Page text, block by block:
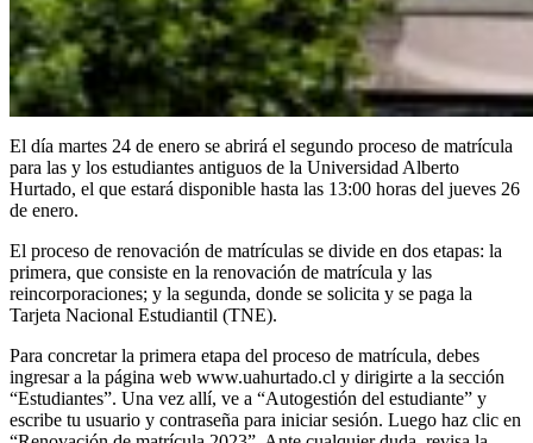
El día martes 24 de enero se abrirá el segundo proceso de matrícula
para las y los estudiantes antiguos de la Universidad Alberto
Hurtado, el que estará disponible hasta las 13:00 horas del jueves 26
de enero.
El proceso de renovación de matrículas se divide en dos etapas: la
primera, que consiste en la renovación de matrícula y las
reincorporaciones; y la segunda, donde se solicita y se paga la
Tarjeta Nacional Estudiantil (TNE).
Para concretar la primera etapa del proceso de matrícula, debes
ingresar a la página web www.uahurtado.cl y dirigirte a la sección
“Estudiantes”. Una vez allí, ve a “Autogestión del estudiante” y
escribe tu usuario y contraseña para iniciar sesión. Luego haz clic en